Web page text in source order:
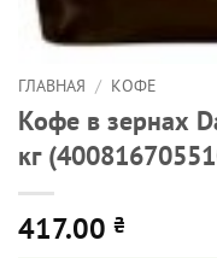
ГЛАВНАЯ / КОФЕ
Кофе в зернах
кг
417.00 ₴